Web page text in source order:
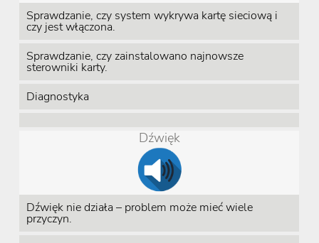
Sprawdzanie, czy system wykrywa kartę sieciową i
czy jest włączona.
Sprawdzanie, czy zainstalowano najnowsze
sterowniki karty.
Diagnostyka
Dźwięk
Dźwięk nie działa – problem może mieć wiele
przyczyn.